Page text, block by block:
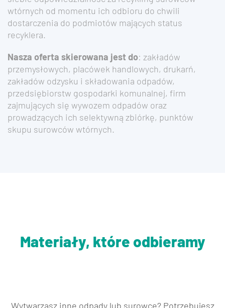
wtórnych od momentu ich odbioru do chwili
dostarczenia do podmiotów mających status
recyklera.
Nasza oferta skierowana jest do: zakładów
przemysłowych, placówek handlowych, drukarń,
zakładów odzysku i składowania odpadów,
przedsiębiorstw gospodarki komunalnej, firm
zajmujących się wywozem odpadów oraz
prowadzących ich selektywną zbiórkę, punktów
skupu surowców wtórnych.
Materiały, które odbieramy
Wytwarzasz inne odpady lub surowce? Potrzebujesz